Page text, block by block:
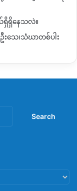
ရှိရှိနေသလဲ။
းသေ၊သံဃာတစ်ပါး